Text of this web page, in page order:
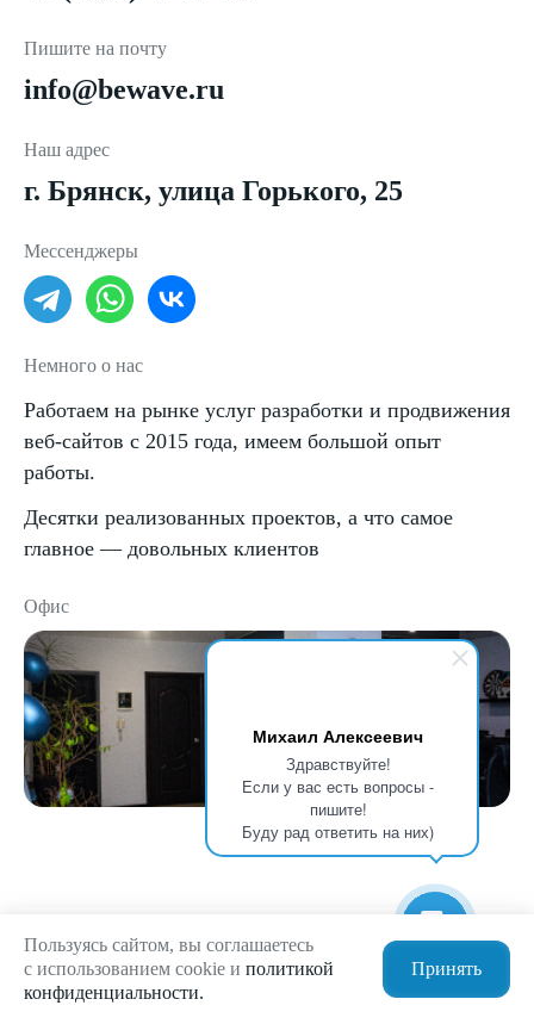
Михаил Алексеевич
Здравствуйте!
Если у вас есть вопросы -
пишите!
Буду рад ответить на них)
Пишите на почту
info@bewave.ru
Наш адрес
г. Брянск, улица Горького, 25
Мессенджеры
Немного о нас
Работаем на рынке услуг разработки и продвижения
веб-сайтов с 2015 года, имеем большой опыт
работы.
Десятки реализованных проектов, а что самое
главное — довольных клиентов
Офис
Пользуясь сайтом, вы соглашаетесь
с использованием cookie и политикой
конфиденциальности.
Принять